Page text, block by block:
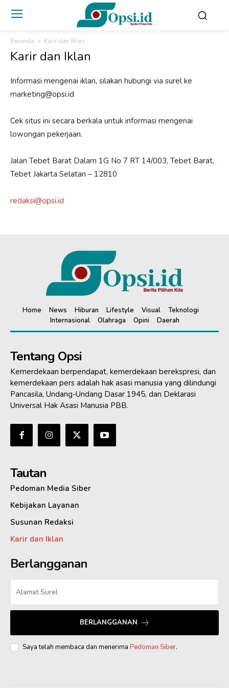
Beranda Karir dan Iklan
Karir dan Iklan
Informasi mengenai iklan, silakan hubungi via surel ke
marketing@opsi.id
Cek situs ini secara berkala untuk informasi mengenai
lowongan pekerjaan.
Jalan Tebet Barat Dalam 1G No 7 RT 14/003, Tebet Barat,
Tebet Jakarta Selatan – 12810
redaksi@opsi.id
Home News Hiburan Lifestyle Visual
Teknologi
Internasional
Olahraga Opini Daerah
Tentang Opsi
Kemerdekaan berpendapat, kemerdekaan berekspresi, dan
kemerdekaan pers adalah hak asasi manusia yang dilindungi
Pancasila, Undang-Undang Dasar 1945, dan Deklarasi
Universal Hak Asasi Manusia PBB.
Tautan
Pedoman Media Siber
Kebijakan Layanan
Susunan Redaksi
Karir dan Iklan
Berlangganan
BERLANGGANAN
Saya telah membaca dan menerima Pedoman Siber.